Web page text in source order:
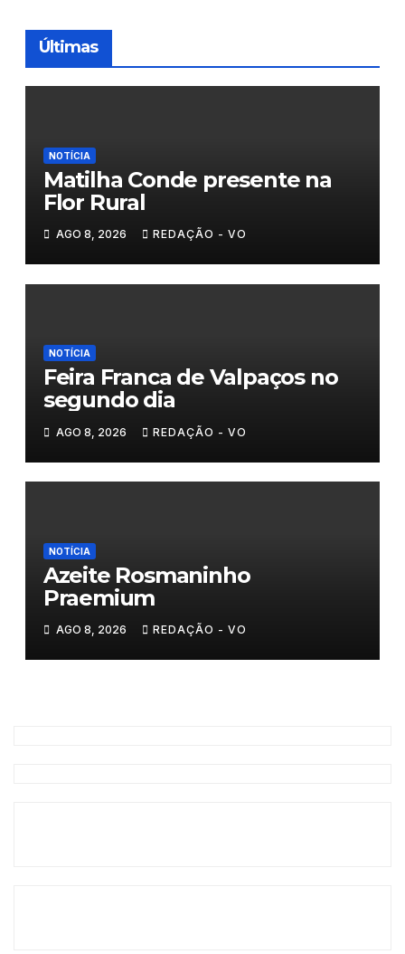
Últimas
NOTÍCIA
Matilha Conde presente na
Flor Rural
AGO 8, 2026 REDAÇÃO - VO
NOTÍCIA
Feira Franca de Valpaços no
segundo dia
AGO 8, 2026 REDAÇÃO - VO
NOTÍCIA
Azeite Rosmaninho
Praemium
AGO 8, 2026 REDAÇÃO - VO